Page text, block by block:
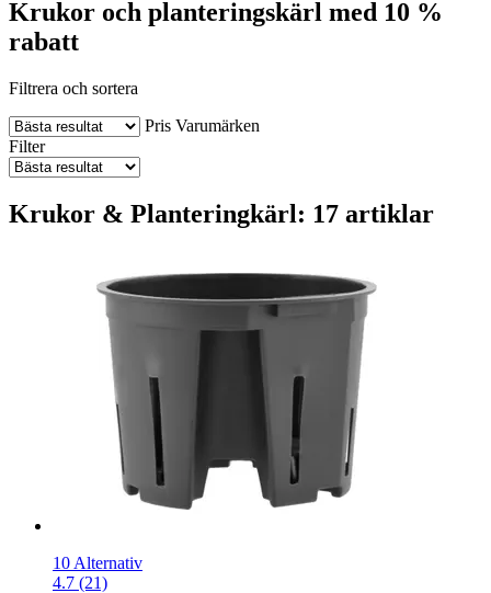
Krukor och planteringskärl med 10 %
rabatt
Filtrera och sortera
Pris Varumärken
Filter
Krukor & Planteringkärl: 17 artiklar
10 Alternativ
4.7 (21)